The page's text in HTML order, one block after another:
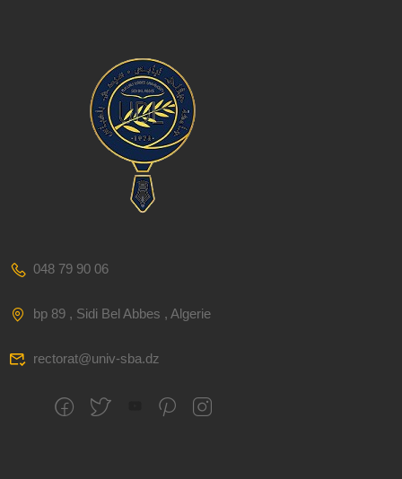
048 79 90 06
bp 89 , Sidi Bel Abbes , Algerie
rectorat@univ-sba.dz